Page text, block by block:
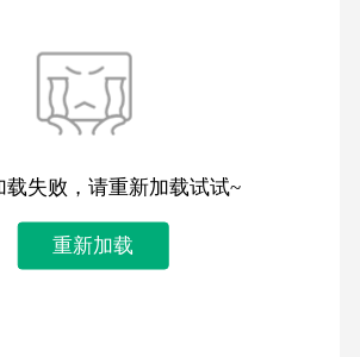
载失败，请重新加载试试~
重新加载